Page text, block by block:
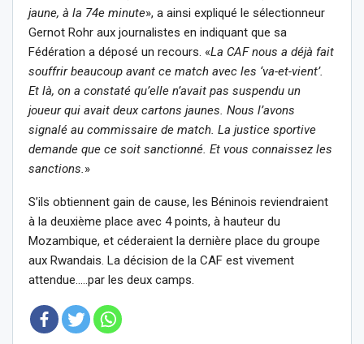
jaune, à la 74e minute», a ainsi expliqué le sélectionneur
Gernot Rohr aux journalistes en indiquant que sa
Fédération a déposé un recours. «La CAF nous a déjà fait
souffrir beaucoup avant ce match avec les ‘va-et-vient’.
Et là, on a constaté qu’elle n’avait pas suspendu un
joueur qui avait deux cartons jaunes. Nous l’avons
signalé au commissaire de match. La justice sportive
demande que ce soit sanctionné. Et vous connaissez les
sanctions.»
S’ils obtiennent gain de cause, les Béninois reviendraient
à la deuxième place avec 4 points, à hauteur du
Mozambique, et céderaient la dernière place du groupe
aux Rwandais. La décision de la CAF est vivement
attendue…..par les deux camps.